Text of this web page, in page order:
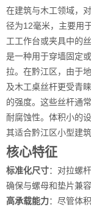
在建筑与木工领域，
径为12毫米，主要用
工工作台或夹具中的
是一种用于穿墙固定
拉。在黔江区，由于
及木工桌丝杆更受青
的强度。这些丝杆通
耐腐蚀性。体积小的
其适合黔江区小型建
核心特征
标准化尺寸：对拉螺
确保与螺母和垫片兼
高承载能力：尽管体